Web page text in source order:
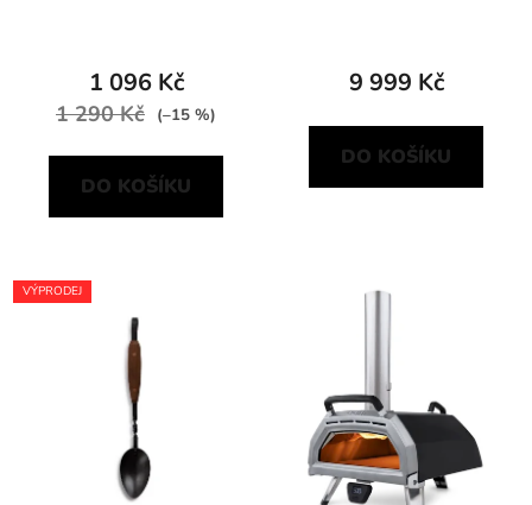
1 096 Kč
1 290 Kč (–15 %)
DO KOŠÍKU
9 999 Kč
DO KOŠÍKU
VÝPRODEJ